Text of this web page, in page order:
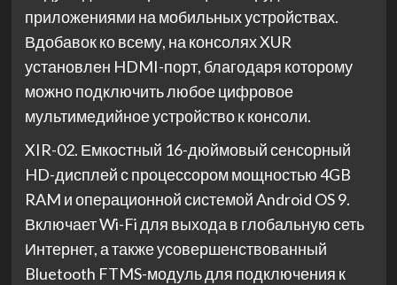
приложениями на мобильных устройствах.
Вдобавок ко всему, на консолях XUR
установлен HDMI-порт, благодаря которому
можно подключить любое цифровое
мультимедийное устройство к консоли.
XIR-02. Емкостный 16-дюймовый сенсорный
HD-дисплей с процессором мощностью 4GB
RAM и операционной системой Android OS 9.
Включает Wi-Fi для выхода в глобальную сеть
Интернет, а также усовершенствованный
Bluetooth FTMS-модуль для подключения к